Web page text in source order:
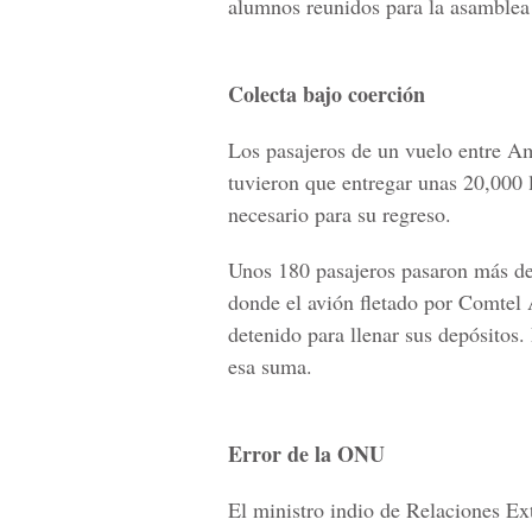
alumnos reunidos para la
Colecta bajo coerción
Los pasajeros de un vuelo entre
tuvieron que entregar unas
necesario para su regreso.
Unos 180 pasajeros pasaron más
donde el avión fletado por Comtel
detenido para llenar sus
esa suma.
Error de la ONU
El ministro indio de Relaciones